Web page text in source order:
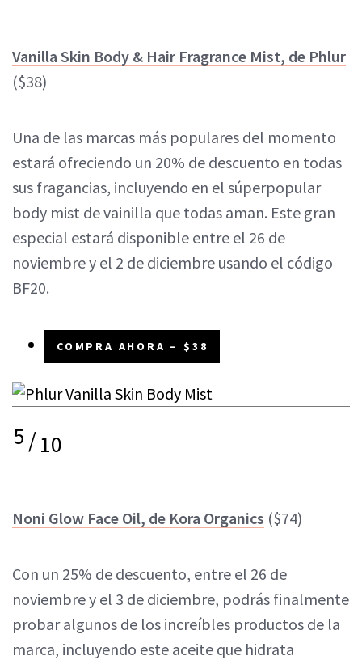
Vanilla Skin Body & Hair Fragrance Mist, de Phlur
($38)
Una de las marcas más populares del momento
estará ofreciendo un 20% de descuento en todas
sus fragancias, incluyendo en el súperpopular
body mist de vainilla que todas aman. Este gran
especial estará disponible entre el 26 de
noviembre y el 2 de diciembre usando el código
BF20.
COMPRA AHORA – $38
5/10
Noni Glow Face Oil, de Kora Organics ($74)
Con un 25% de descuento, entre el 26 de
noviembre y el 3 de diciembre, podrás finalmente
probar algunos de los increíbles productos de la
marca, incluyendo este aceite que hidrata